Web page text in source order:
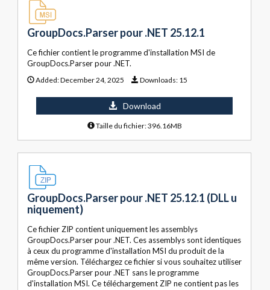
GroupDocs.Parser pour .NET 25.12.1
Ce fichier contient le programme d'installation MSI de
GroupDocs.Parser pour .NET.
Added:December 24, 2025 Downloads: 15
Download
Taille du fichier: 396.16MB
GroupDocs.Parser pour .NET 25.12.1 (DLL u
niquement)
Ce fichier ZIP contient uniquement les assemblys
GroupDocs.Parser pour .NET. Ces assemblys sont identiques
à ceux du programme d'installation MSI du produit de la
même version. Téléchargez ce fichier si vous souhaitez utiliser
GroupDocs.Parser pour .NET sans le programme
d'installation MSI. Ce téléchargement ZIP ne contient pas les